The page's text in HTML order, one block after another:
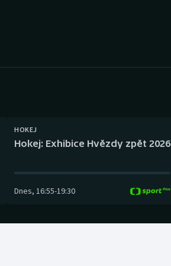
Plážový volejbal
HOKEJ
Hokej: Exhibice Hvězdy zpět 2026
Dnes, 16:55-19:30